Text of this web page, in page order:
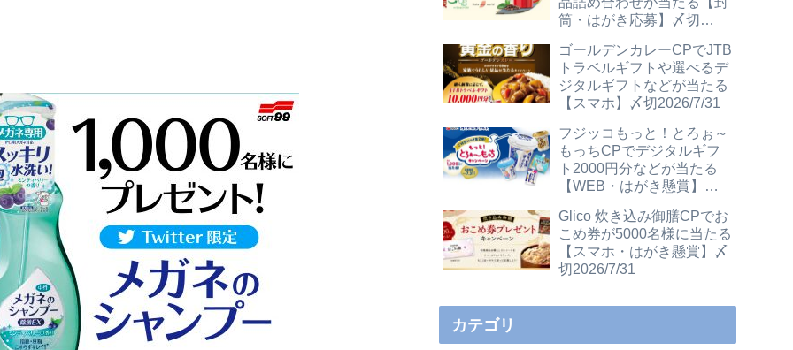
筒・はがき応募】〆切
ゴールデンカレーCPでJTB
トラベルギフトや選べるデ
ジタルギフトなどが当たる
【スマホ】〆切2026/7/31
フジッコもっと！とろぉ～
もっちCPでデジタルギフ
ト2000円分などが当たる
【WEB・はがき懸賞】〆
Glico 炊き込み御膳CPでお
こめ券が5000名様に当たる
【スマホ・はがき懸賞】〆
切2026/7/31
カテゴリ